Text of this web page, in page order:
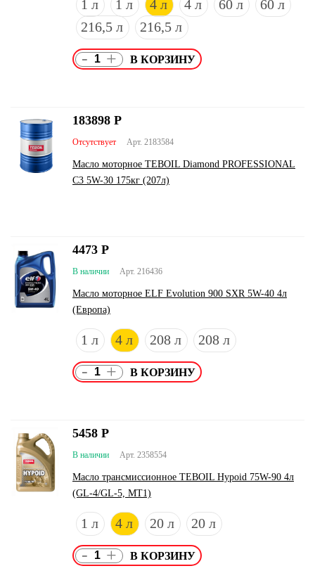
1 л 1 л 4 л 4 л 60 л
60 л
216,5 л
216,5 л
- +
Арт. 2183584
Отсутствует
Масло моторное TEBOIL Diamond PROFESSIONAL
C3 5W-30 175кг (207л)
183898 Р
Арт. 216436
В наличии
Масло моторное ELF Evolution 900 SXR 5W-40 4л
(Европа)
1 л 4 л 208 л 208 л
4473 Р
- +
Арт. 2358554
В наличии
Масло трансмиссионное TEBOIL Hypoid 75W-90 4л
(GL-4/GL-5, MT1)
1 л 4 л 20 л 20 л
5458 Р
- +